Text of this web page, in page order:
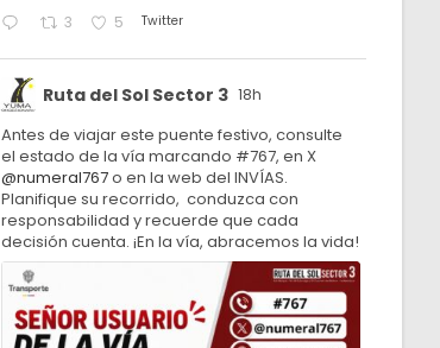
3 5 Twitter
Ruta del Sol Sector 3 18h
Antes de viajar este puente festivo, consulte
el estado de la vía marcando #767, en X
@numeral767o en la web del INVÍAS.
Planifique su recorrido, conduzca con
responsabilidad y recuerde que cada
decisión cuenta. ¡En la vía, abracemos la vida!